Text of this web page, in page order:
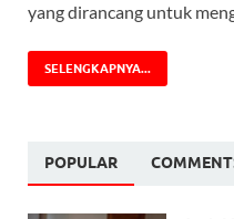
yang dirancang untuk
SELENGKAPNYA...
POPULAR